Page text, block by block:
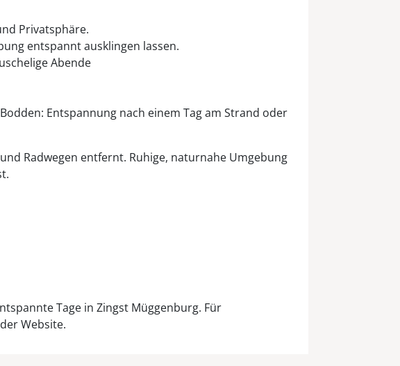
Privatsphäre.
entspannt ausklingen lassen.
Abende
Entspannung nach einem Tag am Strand oder
Radwegen entfernt. Ruhige, naturnahe Umgebung
Tage in Zingst Müggenburg. Für
Website.